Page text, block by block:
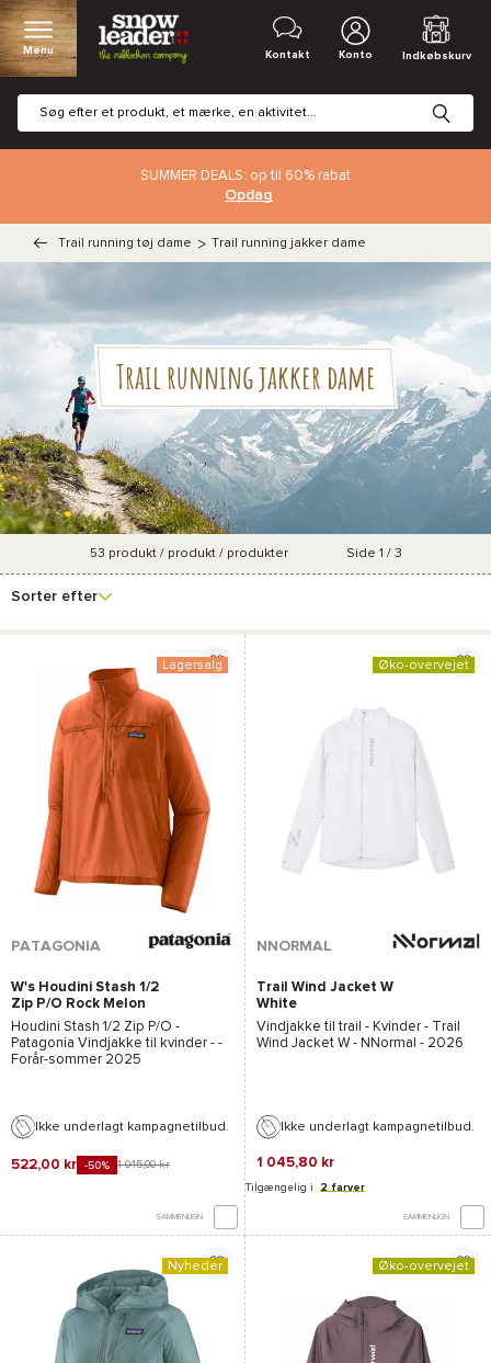
Menu Kontakt Konto Indkøbskurv
SUMMER DEALS: op til 60% rabat
Opdag
Trail running tøj dame > Trail running jakker dame
Trail running jakker dame
Mærke Pris Størrelse
flere
53 produkt / produkt / produkter Side 1 / 3
Sorter efter
Lagersalg
PATAGONIA
W's Houdini Stash 1/2
Zip P/O Rock Melon
Houdini Stash 1/2 Zip P/O -
Patagonia Vindjakke til kvinder - -
Forår-sommer 2025
Ikke underlagt kampagnetilbud.
522,00 kr -50% 1 045,00 kr
SAMMENLIGN
Øko-overvejet
NNORMAL
Trail Wind Jacket W
White
Vindjakke til trail - Kvinder -
Trail
Wind Jacket W - NNormal - 2026
Ikke underlagt kampagnetilbud.
1 045,80 kr
Tilgængelig i 2 farver
SAMMENLIGN
Nyheder Øko-overvejet